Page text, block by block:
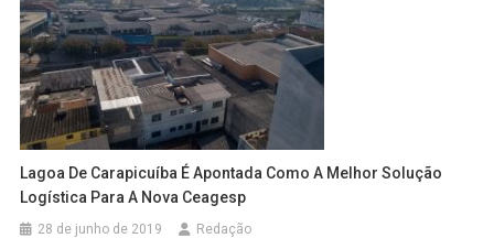
Lagoa De Carapicuíba É Apontada Como A Melhor Solução
Logística Para A Nova Ceagesp
28 de junho de 2019 Redação